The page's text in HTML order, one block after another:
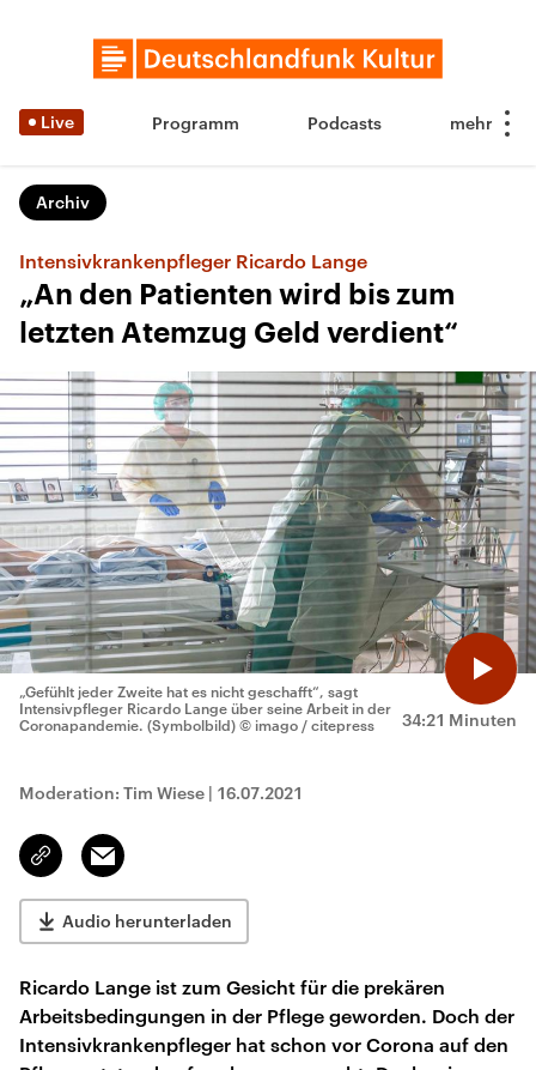
Live Programm Podcasts
Archiv
Intensivkrankenpfleger Ricardo Lange
„An den Patienten wird bis zum
letzten Atemzug Geld verdient“
34:21 Minuten
„Gefühlt jeder Zweite hat es nicht geschafft“, sagt
Intensivpfleger Ricardo Lange über seine Arbeit in der
Coronapandemie. (Symbolbild) © imago / citepress
Moderation: Tim Wiese | 16.07.2021
Link
kopieren/teilen
Email
Audio herunterladen
Ricardo Lange ist zum Gesicht für die prekären
Arbeitsbedingungen in der Pflege geworden. Doch der
Intensivkrankenpfleger hat schon vor Corona auf den